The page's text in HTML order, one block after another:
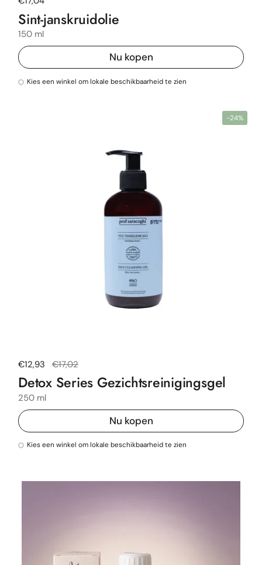
Sint-janskruidolie
150 ml
Nu kopen
Kies een winkel om lokale beschikbaarheid te zien
Normale prijs
€12,93 Uitverkoopprijs
€17,02
Detox Series Gezichtsreinigingsgel
250 ml
Nu kopen
Kies een winkel om lokale beschikbaarheid te zien
-24%